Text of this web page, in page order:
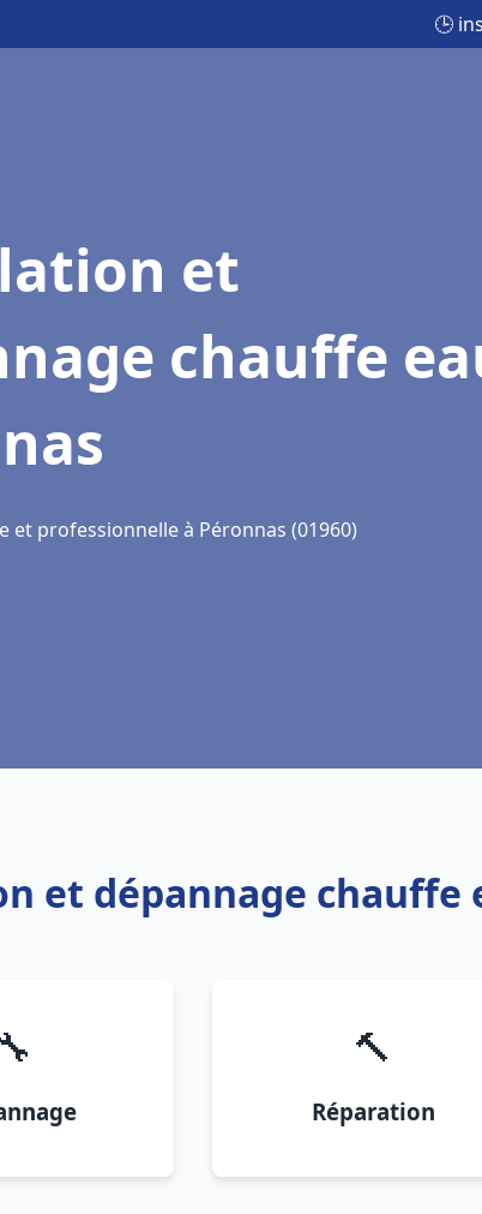
🕒
et
chauffe
et professionnelle à Péronnas (01960)
et dépannage chauffe
🔧 🔨
Réparation